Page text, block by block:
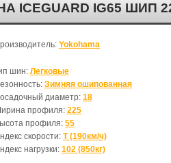
IG65 ШИП
Yokohama
шин: Легковые
Зимняя ошипованная
диаметр: 18
профиля: 225
профиля: 55
скорости: T (190км/ч)
нагрузки: 102 (850кг)